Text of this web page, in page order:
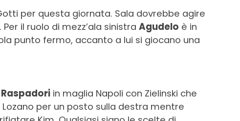
per questa giornata. Sala dovrebbe agire
il ruolo di mezz’ala sinistra Agudelo è in
punto fermo, accanto a lui si giocano una
Raspadori in maglia Napoli con Zielinski che
per un posto sulla destra mentre